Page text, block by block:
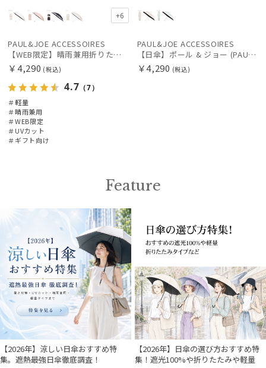
MAGICAL TECH
masu
miel
ミラ・ショーン
アザーブランド
PAUL&JOE ACCESSOIRES
ポールアンドジョー アクセソワ
POLO RALPH LAUREN
ポロ ラルフ ローレン
SWASH LONDON
スウォッシュロンドン
urawaza
ウラワザ
+6
PAUL&JOE ACCESSOIRES
【WEB限定】晴雨兼用折りたたみ日傘 ポール&ジョー(PAUL & JOE ACCESSOIRES)クリザンテーム/バイカラー 雨の日OK 一級遮光99.99% 遮熱 簡単開閉 UV 晴雨兼用 可愛い
￥4,290 (税込)
4.7 （7）
＃軽量
＃晴雨兼用
＃WEB限定
＃UVカット
＃ギフト向け
PAUL&JOE ACCESSOIRES
【日傘】ポール & ジョー (PAUL & JOE ACCESSOIRES) スウィングヌネット 折りたたみ傘 レディース 雨の日OK 軽量 一級遮光 遮熱 UV
￥4,290 (税込)
Feature
【2026年】涼しい日傘おすすめ特
集。遮熱最強日傘徹底調査！
【2026年】日傘の選び方おすすめ特
集！遮光100%や折りたたみや軽量